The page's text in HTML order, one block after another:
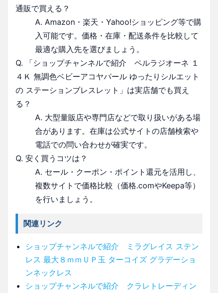
通販で買える？
A. Amazon・楽天・Yahoo!ショッピング等で購
入可能です。価格・在庫・配送条件を比較して
最適な購入先を選びましょう。
Q. 「ショップチャンネルで紹介 ペルラジオーネ １
４Ｋ 無調色ベビーアコヤパール ゆったりシルエット
の ステーションブレスレット」は実店舗でも買え
る？
A. 大型量販店や専門店などで取り扱いがある場
合があります。在庫は公式サイトの店舗検索や
電話での問い合わせが確実です。
Q. 安く買うコツは？
A. セール・クーポン・ポイント還元を活用し、
複数サイトで価格比較（価格.comやKeepa等）
を行いましょう。
関連リンク
ショップチャンネルで紹介 ミラグレイス ステン
レス 最大８ｍｍＵＰ玉 ターコイズ グラデーショ
ンネックレス
ショップチャンネルで紹介 クラレトレーディン